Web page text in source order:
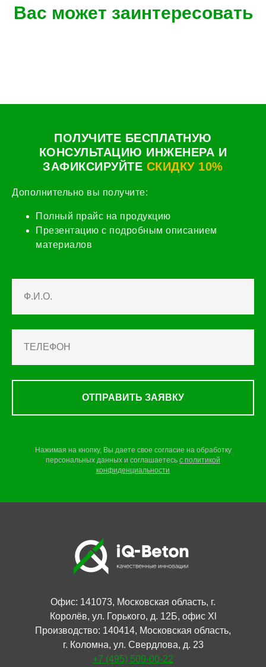
Вас может заинтересовать
ПОЛУЧИТЕ БЕСПЛАТНУЮ
КОНСУЛЬТАЦИЮ ИНЖЕНЕРА И
ЗАФИКСИРУЙТЕ СКИДКУ 10%
Дополнительно вы получите:
Полный прайс на продукцию
Презентацию с подробным описанием
материалов
ОТПРАВИТЬ ЗАЯВКУ
Нажимая на кнопку, Вы даете свое согласие на обработку
персональных данных и соглашаетесь c политикой
конфиденциальности
Офис: 141073, Московская область, г.
Королёв, ул. Горького, д. 12Б, офис Xl
Производство: 140414, Московская область,
г. Коломна, ул. Свердлова, д. 23
+7 (495) 509-00-22